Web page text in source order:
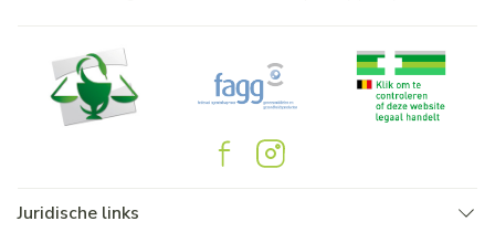
Juridische links